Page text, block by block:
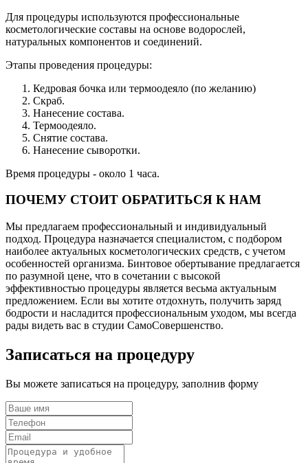
Для процедуры используются профессиональные
косметологические составы на основе водорослей,
натуральных компонентов и соединений.
Этапы проведения процедуры:
Кедровая бочка или термоодеяло (по желанию)
Скраб.
Нанесение состава.
Термоодеяло.
Снятие состава.
Нанесение сыворотки.
Время процедуры - около 1 часа.
ПОЧЕМУ СТОИТ ОБРАТИТЬСЯ К НАМ
Мы предлагаем профессиональный и индивидуальный
подход. Процедура назначается специалистом, с подбором
наиболее актуальных косметологических средств, с учетом
особенностей организма. Бинтовое обертывание предлагается
по разумной цене, что в сочетании с высокой
эффективностью процедуры является весьма актуальным
предложением. Если вы хотите отдохнуть, получить заряд
бодрости и насладится профессиональным уходом, мы всегда
рады видеть вас в студии СамоСовершенство.
Записаться на процедуру
Вы можете записаться на процедуру, заполнив форму